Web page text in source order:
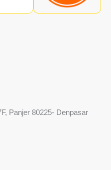
Panjer 80225- Denpasar